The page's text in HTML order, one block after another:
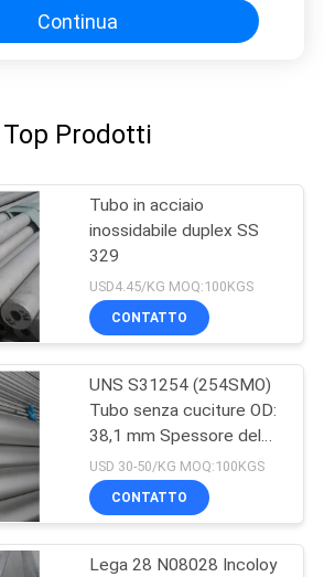
Continua
Top Prodotti
Tubo in acciaio
inossidabile duplex SS
329
USD4.45/KG MOQ:100KGS
CONTATTO
UNS S31254 (254SMO)
Tubo senza cuciture OD:
38,1 mm Spessore del
tubo: 3 mm Lunghezza
6M
USD 30-50/KG MOQ:100KGS
CONTATTO
Lega 28 N08028 Incoloy